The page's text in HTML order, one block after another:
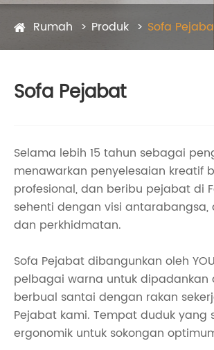
Rumah Produk Sofa
Sofa Pejabat
Selama lebih 15 tahun sebagai
menawarkan penyelesaian kreatif
profesional, dan beribu pejabat di
sehenti dengan visi
dan perkhidmatan.
Sofa Pejabat dibangunkan oleh
pelbagai warna untuk
berbual santai dengan rakan
Pejabat kami. Tempat duduk
ergonomik untuk sokongan